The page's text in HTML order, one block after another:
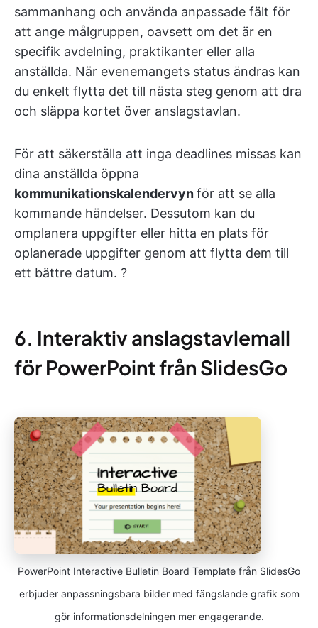
sammanhang och använda anpassade fält för
att ange målgruppen, oavsett om det är en
specifik avdelning, praktikanter eller alla
anställda. När evenemangets status ändras kan
du enkelt flytta det till nästa steg genom att dra
och släppa kortet över anslagstavlan.
För att säkerställa att inga deadlines missas kan
dina anställda öppna
kommunikationskalendervynför att se alla
kommande händelser. Dessutom kan du
omplanera uppgifter eller hitta en plats för
oplanerade uppgifter genom att flytta dem till
ett bättre datum. ?
6. Interaktiv anslagstavlemall
för PowerPoint från SlidesGo
PowerPoint Interactive Bulletin Board Template från SlidesGo
erbjuder anpassningsbara bilder med fängslande grafik som
gör informationsdelningen mer engagerande.